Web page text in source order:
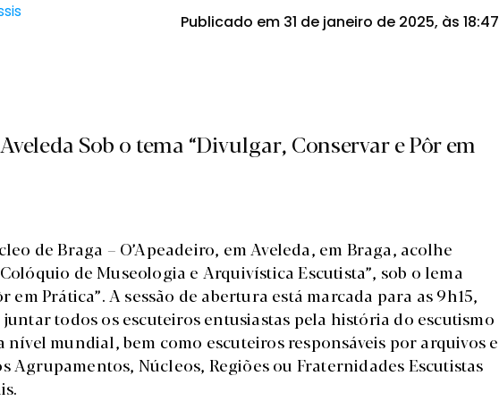
Publicado em 31 de janeiro de 2025, às 18:47
Sob o tema “Divulgar, Conservar e Pôr em
de Braga – O’Apeadeiro, em Aveleda, em Braga, acolhe
de Museologia e Arquivística Escutista”, sob o lema
em Prática”. A sessão de abertura está marcada para as 9h15,
todos os escuteiros entusiastas pela história do escutismo
mundial, bem como escuteiros responsáveis por arquivos e
Agrupamentos, Núcleos, Regiões ou Fraternidades Escutistas